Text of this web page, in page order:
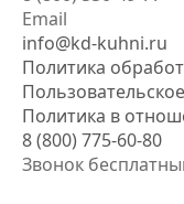
Email
info@kd-kuhni.ru
Политика
Политика в
8 (800) 775-60-80
Звонок